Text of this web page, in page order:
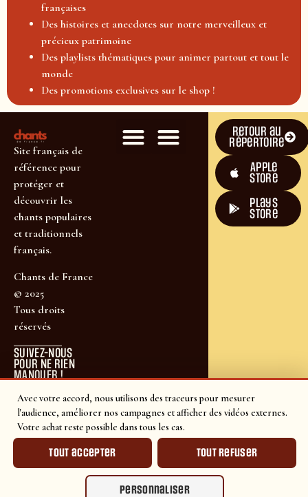
Avec votre accord, nous utilisons des traceurs pour mesurer
l'audience, améliorer nos campagnes et afficher des vidéos externes.
Votre achat reste possible dans tous les cas.
Tout accepter Tout refuser
Personnaliser
françaises
Des histoires et anecdotes sur notre merveilleux et
précieux patrimoine
Des playlists thématiques pour animer partout et tout le
monde
Des promotions exclusives sur le shop !
Site français de
référence pour
protéger et
découvrir les
chants populaires
et traditionnels
français.
Chants de France
© 2025
Tous droits
réservés
SUIVEZ-NOUS
POUR NE RIEN
MANQUER !
Retour au
répertoire
Apple
Store
plays
store